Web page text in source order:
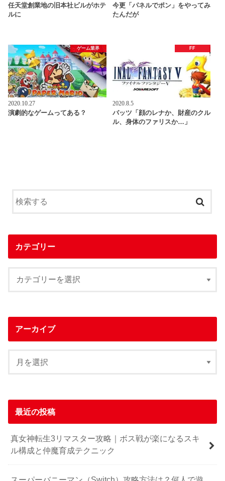
任天堂創業地の旧本社ビルがホテ
ルに
今更「パネルでポン」をやってみ
たんだが
ゲーム業界
2020.10.27
演劇的なゲームってある？
FF
2020.8.5
バッツ「顔のレナか、財産のクル
ル、身体のファリスか…」
カテゴリー
アーカイブ
最近の投稿
真女神転生3リマスター攻略｜ボス戦が楽になるスキ
ル構成と仲魔育成テクニック